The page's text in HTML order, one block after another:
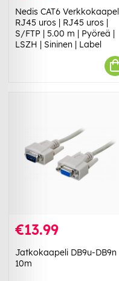
Nedis CAT6
RJ45 uros | RJ45 uros |
S/FTP | 5.00 m | Pyöreä |
LSZH | Sininen | Label
€13.99
Jatkokaapeli DB9u-DB9n
10m